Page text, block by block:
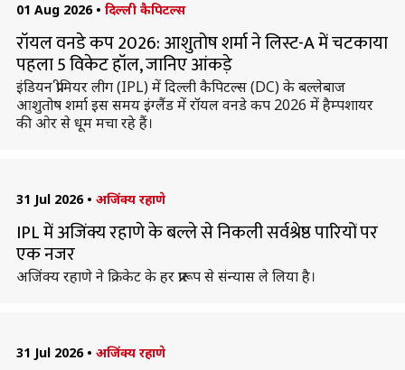
01 Aug 2026 • दिल्ली कैपिटल्स
रॉयल वनडे कप 2026: आशुतोष शर्मा ने लिस्ट-A में चटकाया
पहला 5 विकेट हॉल, जानिए आंकड़े
इंडियन प्रीमियर लीग (IPL) में दिल्ली कैपिटल्स (DC) के बल्लेबाज
आशुतोष शर्मा इस समय इंग्लैंड में रॉयल वनडे कप 2026 में हैम्पशायर
की ओर से धूम मचा रहे हैं।
31 Jul 2026 • अजिंक्य रहाणे
IPL में अजिंक्य रहाणे के बल्ले से निकली सर्वश्रेष्ठ पारियों पर
एक नजर
अजिंक्य रहाणे ने क्रिकेट के हर प्रारूप से संन्यास ले लिया है।
31 Jul 2026 • अजिंक्य रहाणे